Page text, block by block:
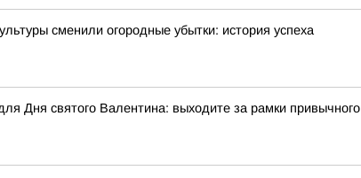
сменили огородные убытки: история успеха
Дня святого Валентина: выходите за рамки привычного